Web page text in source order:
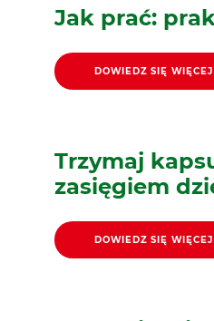
detergentu
i pralki
Ładowanie
Ile proszku
użyć
Jak wybrać
program
prania
Jak zrobić
pranie?
Włókna
Pranie
Jak prać:
DOWIEDZ SIĘ WIĘCEJ
Trzymaj
zasięgiem
DOWIEDZ SIĘ WIĘCEJ